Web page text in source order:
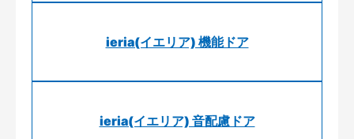
ieria(イエリア) 機能ドア
ieria(イエリア) 音配慮ドア